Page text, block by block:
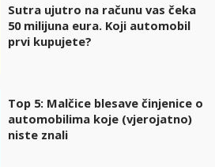
Sutra ujutro na računu vas čeka
50 milijuna eura. Koji automobil
prvi kupujete?
Top 5: Malčice blesave činjenice o
automobilima koje (vjerojatno)
niste znali